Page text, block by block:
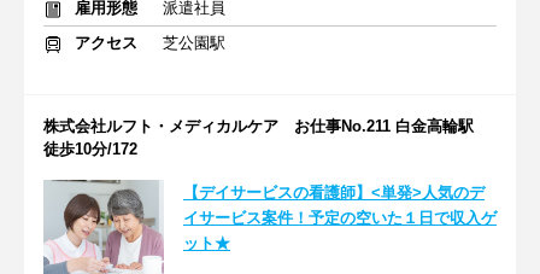
雇用形態
派遣社員
アクセス
芝公園駅
株式会社ルフト・メディカルケア お仕事No.211 白金高輪駅
徒歩10分/172
【デイサービスの看護師】<単発>人気のデ
イサービス案件！予定の空いた１日で収入ゲ
ット★